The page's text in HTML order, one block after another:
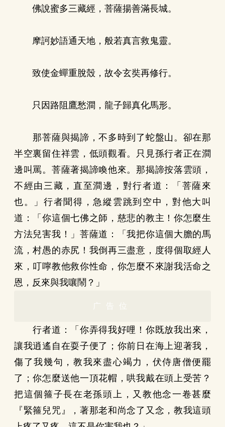
佛說蜜多三藏經，菩薩揚善滿長城。
摩訶妙語通天地，般若真言救鬼靈。
致使金蟬重脫殼，故令玄奘再修行。
只因路阻鷹愁澗，龍子歸真化馬形。
那菩薩與揭諦，不多時到了蛇盤山。卻在那
半空裏留住祥雲，低頭觀看。只見孫行者正在澗
邊叫罵。菩薩著揭諦喚他來。那揭諦按落雲頭，
不經由三藏，直至澗邊，對行者道：「菩薩來
也。」行者聞得，急縱雲跳到空中，對他大叫
道：「你這個七佛之師，慈悲的教主！你怎麼生
方法兒害我！」菩薩道：「我把你這個大膽的馬
流，村愚的赤尻！我倒再三盡意，度得個取經人
來，叮嚀教他救你性命，你怎麼不來謝我活命之
恩，反來與我嚷鬧？」
广告位
行者道：「你弄得我好哩！你既放我出來，
讓我逍遙自在耍子便了；你前日在海上迎著我，
傷了我幾句，教我來盡心竭力，伏侍唐僧便罷
了；你怎麼送他一頂花帽，哄我戴在頭上受苦？
把這個箍子長在老孫頭上，又教他念一卷甚麼
『緊箍兒咒』，著那老和尚念了又念，教我這頭